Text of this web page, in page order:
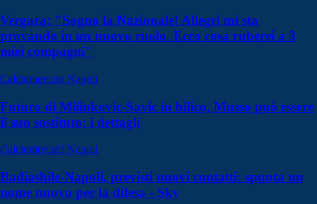
Vergara: "Sogno la Nazionale! Allegri mi sta
provando in un nuovo ruolo. Ecco cosa ruberei a 3
miei compagni"
Calciomercato Napoli
Futuro di Milinkovic-Savic in bilico, Musso può essere
il suo sostituto: i dettagli
Calciomercato Napoli
Badiashile-Napoli, previsti nuovi contatti: spunta un
nome nuovo per la difesa - Sky